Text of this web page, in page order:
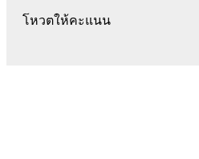
โหวตให้คะแนน